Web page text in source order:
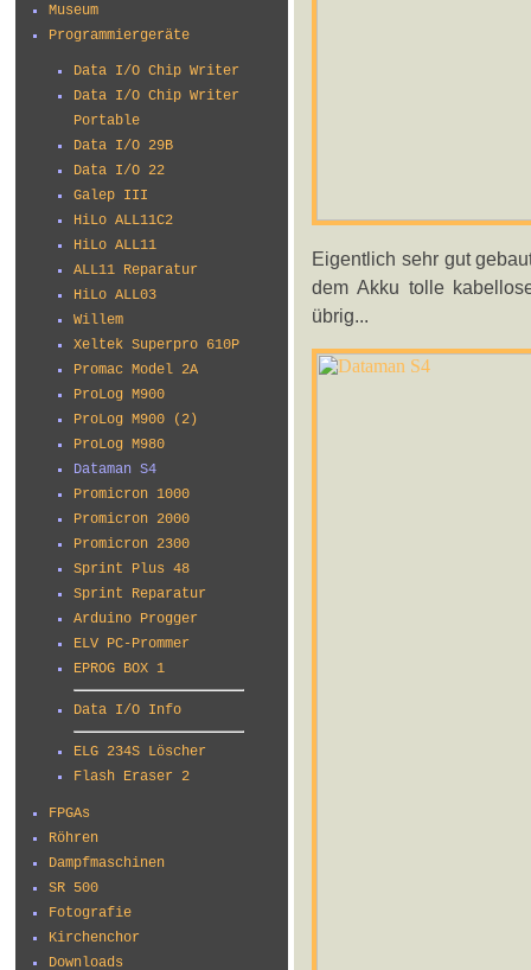
Museum
Programmiergeräte
Data I/O Chip Writer
Data I/O Chip Writer
Portable
Data I/O 29B
Data I/O 22
Galep III
HiLo ALL11C2
HiLo ALL11
ALL11 Reparatur
HiLo ALL03
Willem
Xeltek Superpro 610P
Promac Model 2A
ProLog M900
ProLog M900 (2)
ProLog M980
Dataman S4
Promicron 1000
Promicron 2000
Promicron 2300
Sprint Plus 48
Sprint Reparatur
Arduino Progger
ELV PC-Prommer
EPROG BOX 1
Data I/O Info
ELG 234S Löscher
Flash Eraser 2
FPGAs
Röhren
Dampfmaschinen
SR 500
Fotografie
Kirchenchor
Downloads
Eigentlich sehr gut
dem Akku tolle
übrig...